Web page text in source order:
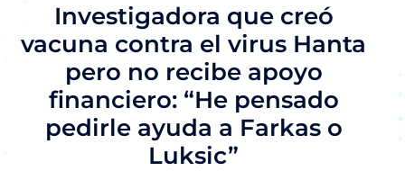
Investigadora que creó
vacuna contra el virus Hanta
pero no recibe apoyo
financiero: “He pensado
pedirle ayuda a Farkas o
Luksic”